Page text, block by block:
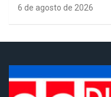
6 de agosto de 2026